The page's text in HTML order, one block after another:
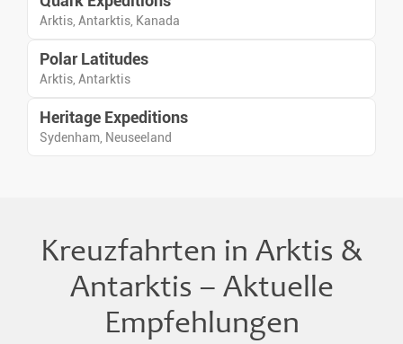
Arktis, Antarktis, Kanada
Polar Latitudes
Arktis, Antarktis
Heritage Expeditions
Sydenham, Neuseeland
Kreuzfahrten in Arktis &
Antarktis – Aktuelle
Empfehlungen